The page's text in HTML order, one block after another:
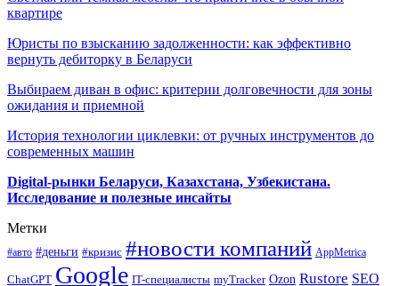
квартире
Юристы по взысканию задолженности: как эффективно
вернуть дебиторку в Беларуси
Выбираем диван в офис: критерии долговечности для зоны
ожидания и приемной
История технологии циклевки: от ручных инструментов до
современных машин
Digital-рынки Беларуси, Казахстана, Узбекистана.
Исследование и полезные инсайты
Метки
#авто #деньги #кризис #новости компаний AppMetrica
ChatGPT Google IT-специалисты myTracker Ozon Rustore SEO